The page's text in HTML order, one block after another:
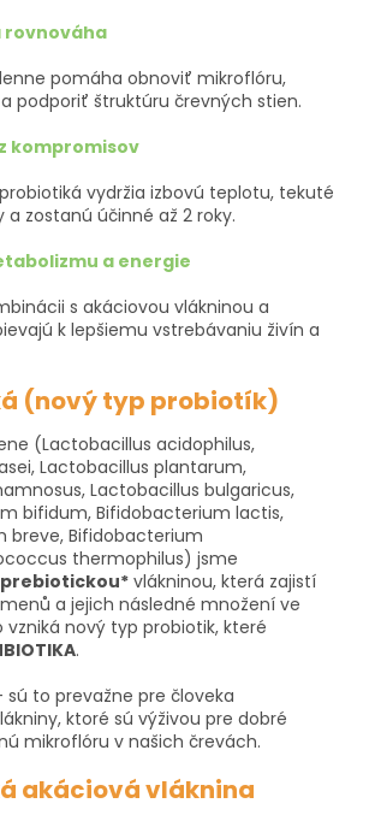
rovnováha
pomáha obnoviť mikroflóru,
podporiť štruktúru črevných stien.
kompromisov
vydržia izbovú teplotu, tekuté
zostanú účinné až 2 roky.
a energie
s akáciovou vlákninou a
k lepšiemu vstrebávaniu živín a
(nový typ probiotík)
(Lactobacillus acidophilus,
Lactobacillus plantarum,
Lactobacillus bulgaricus,
bifidum, Bifidobacterium lactis,
breve, Bifidobacterium
thermophilus) jsme
vlákninou, která zajistí
a jejich následné množení ve
vzniká nový typ probiotik, které
.
sú to prevažne pre človeka
ktoré sú výživou pre dobré
mikroflóru v našich črevách.
akáciová vláknina